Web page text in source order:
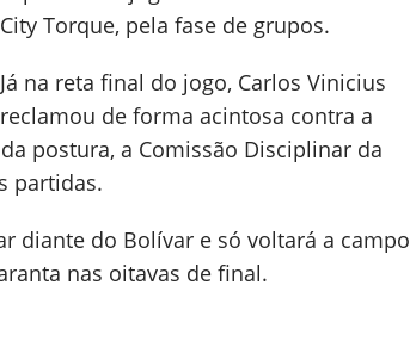
City Torque, pela fase de grupos.
Já na reta final do jogo, Carlos Vinicius
reclamou de forma acintosa contra a
postura, a Comissão Disciplinar da
partidas.
diante do Bolívar e só voltará a campo
nas oitavas de final.